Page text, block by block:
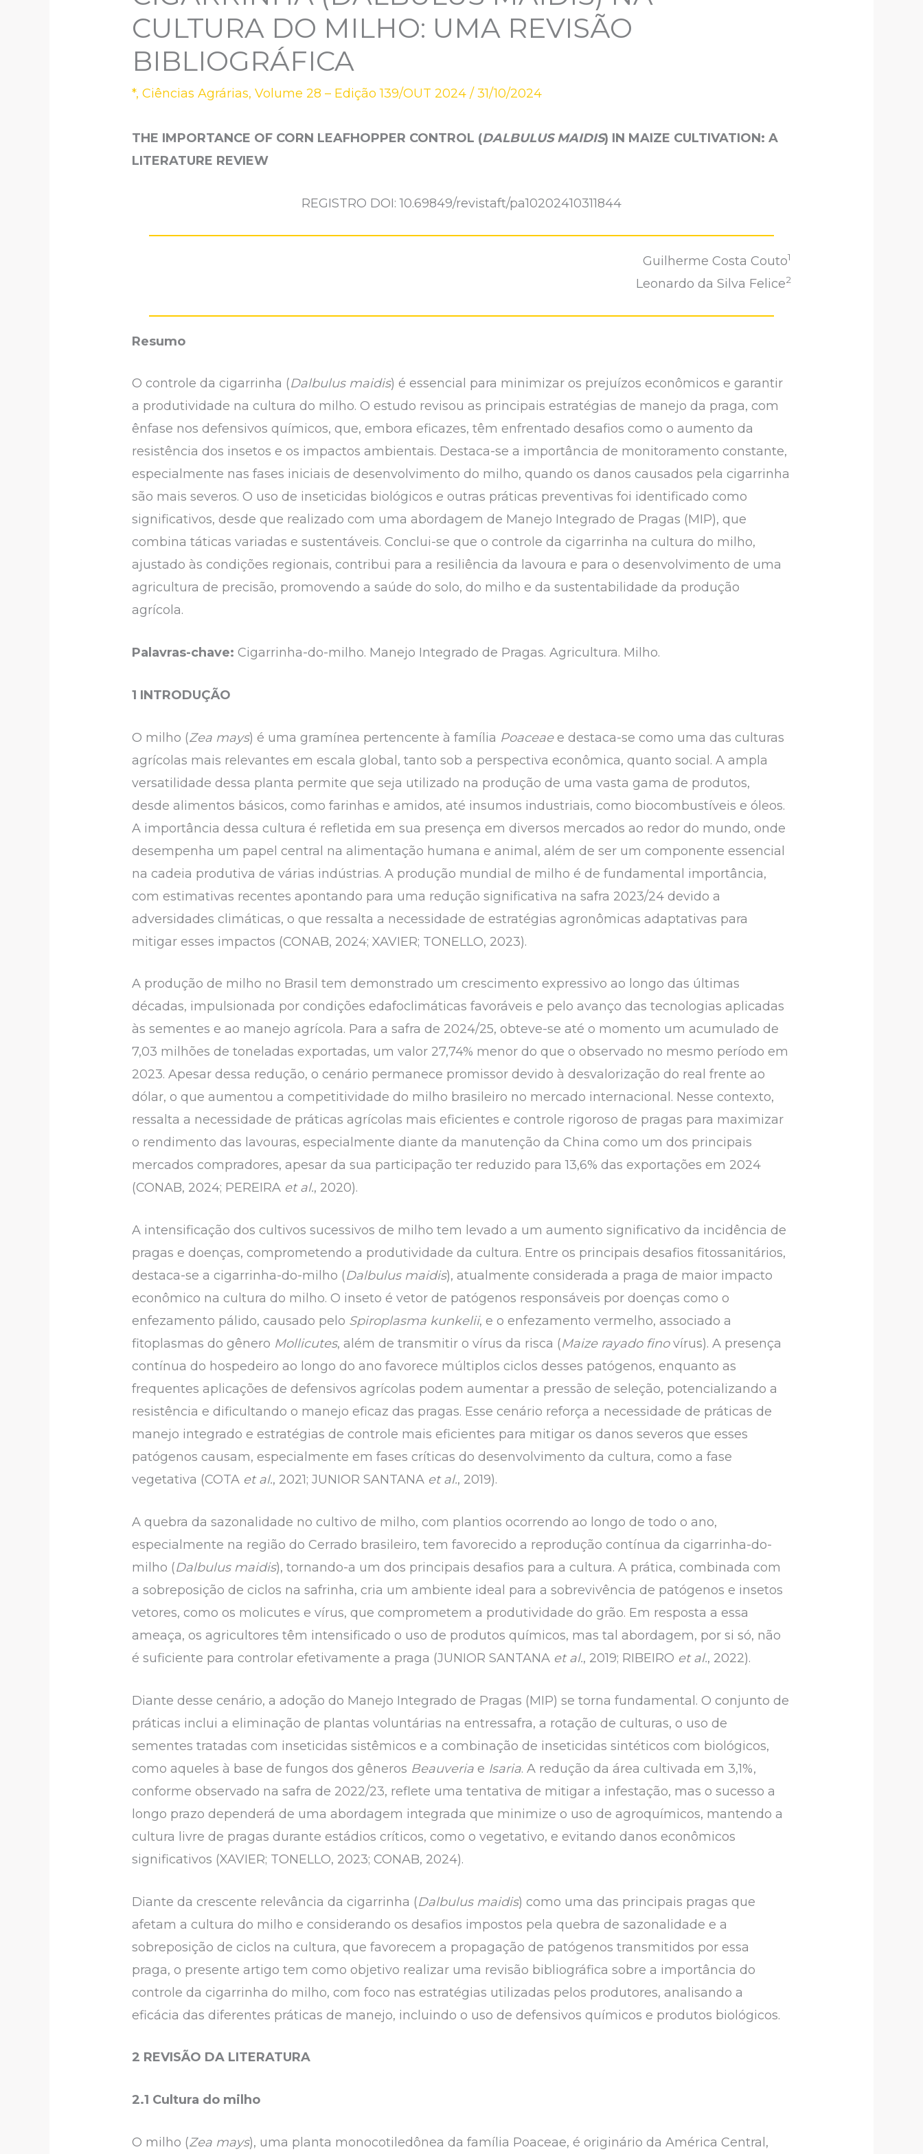
CULTURA DO MILHO: UMA REVISÃO
BIBLIOGRÁFICA
*,Ciências Agrárias,Volume 28 – Edição 139/OUT 2024 /31/10/2024
THE IMPORTANCE OF CORN LEAFHOPPER CONTROL (DALBULUS MAIDIS) IN MAIZE CULTIVATION:A
LITERATURE REVIEW
REGISTRO DOI: 10.69849/revistaft/pa10202410311844
Guilherme Costa Couto1
Leonardo da Silva Felice2
Resumo
O controle da cigarrinha (Dalbulus maidis) é essencial para minimizar os prejuízos econômicos e garantir
a produtividade na cultura do milho. O estudo revisou as principais estratégias de manejo da praga, com
ênfase nos defensivos químicos, que, embora eficazes, têm enfrentado desafios como o aumento da
resistência dos insetos e os impactos ambientais. Destaca-se a importância de monitoramento constante,
especialmente nas fases iniciais de desenvolvimento do milho, quando os danos causados pela cigarrinha
são mais severos. O uso de inseticidas biológicos e outras práticas preventivas foi identificado como
significativos, desde que realizado com uma abordagem de Manejo Integrado de Pragas (MIP), que
combina táticas variadas e sustentáveis. Conclui-se que o controle da cigarrinha na cultura do milho,
ajustado às condições regionais, contribui para a resiliência da lavoura e para o desenvolvimento de uma
agricultura de precisão, promovendo a saúde do solo, do milho e da sustentabilidade da produção
agrícola.
Palavras-chave: Cigarrinha-do-milho. Manejo Integrado de Pragas. Agricultura. Milho.
1 INTRODUÇÃO
O milho (Zea mays) é uma gramínea pertencente à família Poaceaee destaca-se como uma das culturas
agrícolas mais relevantes em escala global, tanto sob a perspectiva econômica, quanto social. A ampla
versatilidade dessa planta permite que seja utilizado na produção de uma vasta gama de produtos,
desde alimentos básicos, como farinhas e amidos, até insumos industriais, como biocombustíveis e óleos.
A importância dessa cultura é refletida em sua presença em diversos mercados ao redor do mundo, onde
desempenha um papel central na alimentação humana e animal, além de ser um componente essencial
na cadeia produtiva de várias indústrias. A produção mundial de milho é de fundamental importância,
com estimativas recentes apontando para uma redução significativa na safra 2023/24 devido a
adversidades climáticas, o que ressalta a necessidade de estratégias agronômicas adaptativas para
mitigar esses impactos (CONAB, 2024; XAVIER; TONELLO, 2023).
A produção de milho no Brasil tem demonstrado um crescimento expressivo ao longo das últimas
décadas, impulsionada por condições edafoclimáticas favoráveis e pelo avanço das tecnologias aplicadas
às sementes e ao manejo agrícola. Para a safra de 2024/25, obteve-se até o momento um acumulado de
7,03 milhões de toneladas exportadas, um valor 27,74% menor do que o observado no mesmo período em
2023. Apesar dessa redução, o cenário permanece promissor devido à desvalorização do real frente ao
dólar, o que aumentou a competitividade do milho brasileiro no mercado internacional. Nesse contexto,
ressalta a necessidade de práticas agrícolas mais eficientes e controle rigoroso de pragas para maximizar
o rendimento das lavouras, especialmente diante da manutenção da China como um dos principais
mercados compradores, apesar da sua participação ter reduzido para 13,6% das exportações em 2024
(CONAB, 2024; PEREIRA et al., 2020).
A intensificação dos cultivos sucessivos de milho tem levado a um aumento significativo da incidência de
pragas e doenças, comprometendo a produtividade da cultura. Entre os principais desafios fitossanitários,
destaca-se a cigarrinha-do-milho (Dalbulus maidis), atualmente considerada a praga de maior impacto
econômico na cultura do milho. O inseto é vetor de patógenos responsáveis por doenças como o
enfezamento pálido, causado pelo Spiroplasma kunkelii, e o enfezamento vermelho, associado a
fitoplasmas do gênero Mollicutes, além de transmitir o vírus da risca (Maize rayado finovírus). A presença
contínua do hospedeiro ao longo do ano favorece múltiplos ciclos desses patógenos, enquanto as
frequentes aplicações de defensivos agrícolas podem aumentar a pressão de seleção, potencializando a
resistência e dificultando o manejo eficaz das pragas. Esse cenário reforça a necessidade de práticas de
manejo integrado e estratégias de controle mais eficientes para mitigar os danos severos que esses
patógenos causam, especialmente em fases críticas do desenvolvimento da cultura, como a fase
vegetativa (COTA et al., 2021; JUNIOR SANTANA et al., 2019).
A quebra da sazonalidade no cultivo de milho, com plantios ocorrendo ao longo de todo o ano,
especialmente na região do Cerrado brasileiro, tem favorecido a reprodução contínua da cigarrinha-do-
milho (Dalbulus maidis), tornando-a um dos principais desafios para a cultura. A prática, combinada com
a sobreposição de ciclos na safrinha, cria um ambiente ideal para a sobrevivência de patógenos e insetos
vetores, como os molicutes e vírus, que comprometem a produtividade do grão. Em resposta a essa
ameaça, os agricultores têm intensificado o uso de produtos químicos, mas tal abordagem, por si só, não
é suficiente para controlar efetivamente a praga (JUNIOR SANTANA et al., 2019; RIBEIRO et al., 2022).
Diante desse cenário, a adoção do Manejo Integrado de Pragas (MIP) se torna fundamental. O conjunto de
práticas inclui a eliminação de plantas voluntárias na entressafra, a rotação de culturas, o uso de
sementes tratadas com inseticidas sistêmicos e a combinação de inseticidas sintéticos com biológicos,
como aqueles à base de fungos dos gêneros Beauveria e Isaria. A redução da área cultivada em 3,1%,
conforme observado na safra de 2022/23, reflete uma tentativa de mitigar a infestação, mas o sucesso a
longo prazo dependerá de uma abordagem integrada que minimize o uso de agroquímicos, mantendo a
cultura livre de pragas durante estádios críticos, como o vegetativo, e evitando danos econômicos
significativos (XAVIER; TONELLO, 2023; CONAB, 2024).
Diante da crescente relevância da cigarrinha (Dalbulus maidis) como uma das principais pragas que
afetam a cultura do milho e considerando os desafios impostos pela quebra de sazonalidade e a
sobreposição de ciclos na cultura, que favorecem a propagação de patógenos transmitidos por essa
praga, o presente artigo tem como objetivo realizar uma revisão bibliográfica sobre a importância do
controle da cigarrinha do milho, com foco nas estratégias utilizadas pelos produtores, analisando a
eficácia das diferentes práticas de manejo, incluindo o uso de defensivos químicos e produtos biológicos.
2 REVISÃO DA LITERATURA
2.1 Cultura do milho
O milho (Zea mays), uma planta monocotiledônea da família Poaceae, é originário da América Central,